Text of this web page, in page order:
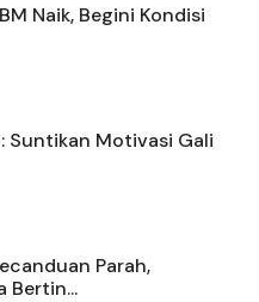
Naik, Begini Kondisi
Suntikan Motivasi Gali
Parah,
Bertin...